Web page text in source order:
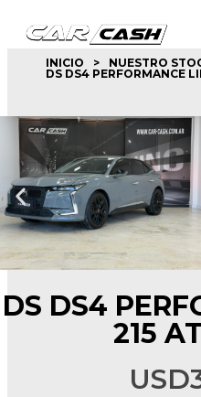
INICIO > NUESTRO
DS DS4 PERFORMANCE
DS DS4
215
USD